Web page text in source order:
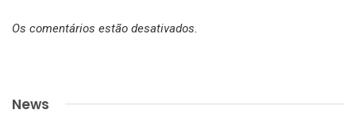
Os comentários estão desativados.
News